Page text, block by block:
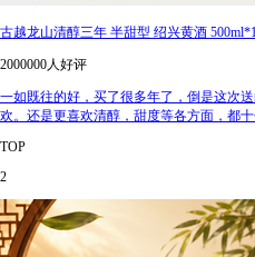
古越龙山清醇三年 半甜型 绍兴黄酒
2000000人好评
一如既往的好，买了很多年了，倒是这次
欢。还是更喜欢清醇，甜度等各方面，都
TOP
2